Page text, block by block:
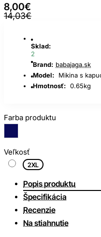
8,00€
14,03€
Sklad:
2
Brand: babajaga.sk
Model:
Mikina s
Hmotnosť: 0.65kg
Farba produktu
Veľkosť
2XL
Popis produktu
Špecifikácia
Recenzie
Na stiahnutie